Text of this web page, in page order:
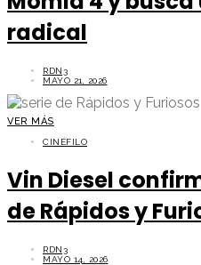
radical
RDN3
MAYO 21, 2026
VER MÁS
CINÉFILO
Vin Diesel
de Rápidos y
RDN3
MAYO 14, 2026